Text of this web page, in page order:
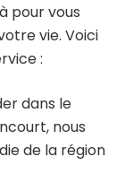
pour vous
vie. Voici
:
dans le
nous
de la région